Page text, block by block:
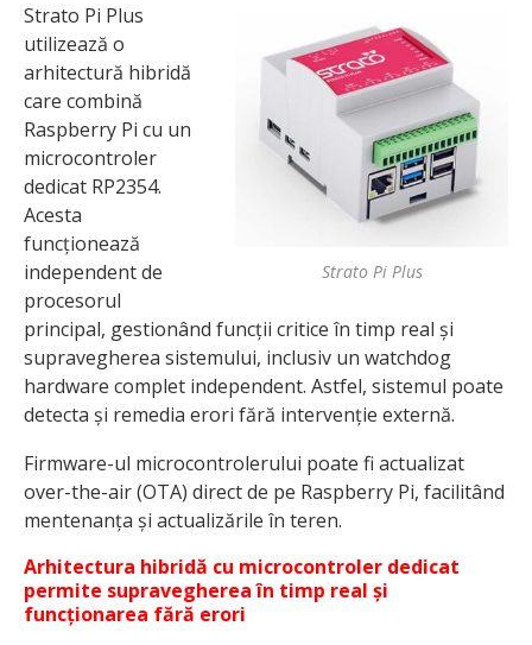
Strato Pi Plus
Strato Pi Plus
utilizează o
arhitectură hibridă
care combină
Raspberry Pi cu un
microcontroler
dedicat RP2354.
Acesta
funcționează
independent de
procesorul
principal, gestionând funcții critice în timp real și
supravegherea sistemului, inclusiv un watchdog
hardware complet independent. Astfel, sistemul poate
detecta și remedia erori fără intervenție externă.
Firmware-ul microcontrolerului poate fi actualizat
over-the-air (OTA) direct de pe Raspberry Pi, facilitând
mentenanța și actualizările în teren.
Arhitectura hibridă cu microcontroler dedicat
permite supravegherea în timp real și
funcționarea fără erori